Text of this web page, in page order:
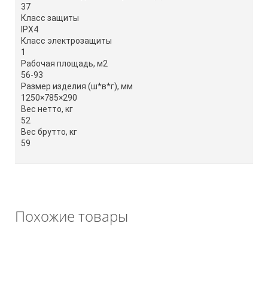
37
Класс защиты
IPX4
Класс электрозащиты
1
Рабочая площадь, м2
56-93
Размер изделия (ш*в*г), мм
1250×785×290
Вес нетто, кг
52
Вес брутто, кг
59
Похожие товары